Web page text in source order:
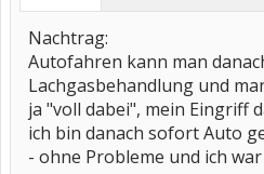
Nachtrag:
Autofahren kann man
Lachgasbehandlung und
ja "voll dabei", mein Eingriff
ich bin danach sofort Auto
- ohne Probleme und ich